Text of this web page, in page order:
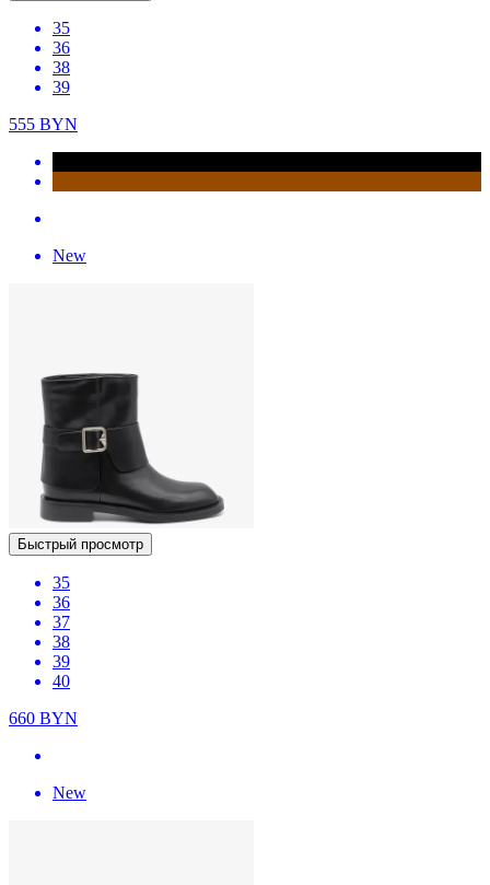
35
36
38
39
555 BYN
New
Быстрый просмотр
35
36
37
38
39
40
660 BYN
New